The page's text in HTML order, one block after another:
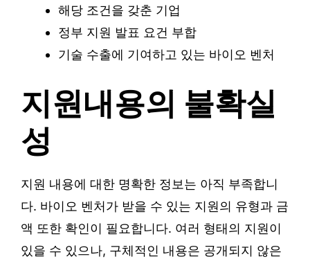
해당 조건을 갖춘 기업
정부 지원 발표 요건 부합
기술 수출에 기여하고 있는 바이오 벤처
지원내용의 불확실
성
지원 내용에 대한 명확한 정보는 아직 부족합니
다. 바이오 벤처가 받을 수 있는 지원의 유형과 금
액 또한 확인이 필요합니다. 여러 형태의 지원이
있을 수 있으나, 구체적인 내용은 공개되지 않은